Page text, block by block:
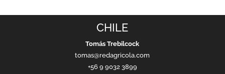
CHILE
Tomás Trebilcock
tomas@redagricola.com
+56 9 9032 3899